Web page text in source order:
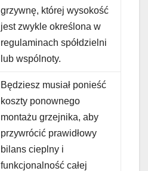
grzywnę, której wysokość
jest zwykle określona w
regulaminach spółdzielni
lub wspólnoty.
Będziesz musiał ponieść
koszty ponownego
montażu grzejnika, aby
przywrócić prawidłowy
bilans cieplny i
funkcjonalność całej